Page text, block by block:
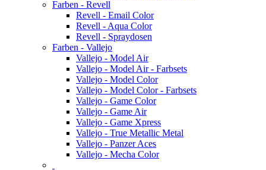
Farben - Revell
Revell - Email Color
Revell - Aqua Color
Revell - Spraydosen
Farben - Vallejo
Vallejo - Model Air
Vallejo - Model Air - Farbsets
Vallejo - Model Color
Vallejo - Model Color - Farbsets
Vallejo - Game Color
Vallejo - Game Air
Vallejo - Game Xpress
Vallejo - True Metallic Metal
Vallejo - Panzer Aces
Vallejo - Mecha Color